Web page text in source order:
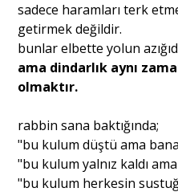
sadece haramları terk
getirmek değildir.
bunlar elbette yolun
ama dindarlık aynı
olmaktır.
rabbin sana baktığında;
"bu kulum düştü ama
"bu kulum yalnız kaldı ama
"bu kulum herkesin